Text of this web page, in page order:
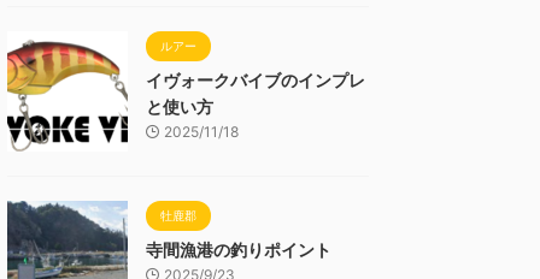
ルアー
イヴォークバイブのインプレ
と使い方
2025/11/18
牡鹿郡
寺間漁港の釣りポイント
2025/9/23